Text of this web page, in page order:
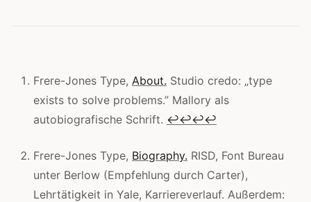
Frere-Jones Type, About. Studio credo: „type
exists to solve problems.” Mallory als
autobiografische Schrift. ↩↩↩↩
Frere-Jones Type, Biography. RISD, Font Bureau
unter Berlow (Empfehlung durch Carter),
Lehrtätigkeit in Yale, Karriereverlauf. Außerdem: